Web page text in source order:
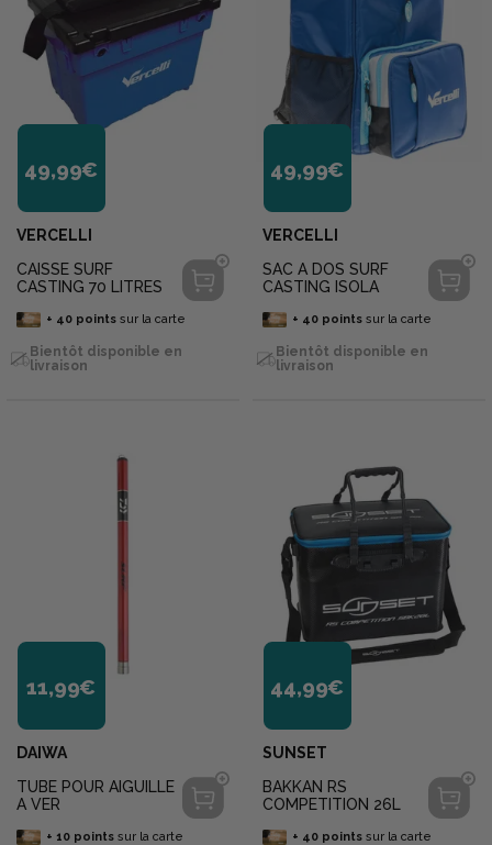
49,99€
VERCELLI
CAISSE SURF
CASTING 70 LITRES
+ 40pointssur la carte
Bientôt disponible en
livraison
49,99€
VERCELLI
SAC A DOS SURF
CASTING ISOLA
+ 40pointssur la carte
Bientôt disponible en
livraison
11,99€
DAIWA
TUBE POUR AIGUILLE
A VER
+ 10pointssur la carte
44,99€
SUNSET
BAKKAN RS
COMPETITION 26L
+ 40pointssur la carte